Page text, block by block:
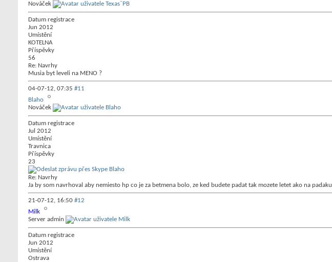
Nováček
Datum registrace
Jun 2012
Umístění
KOTELNA
Příspěvky
56
Re: Navrhy
Musia byt leveli na MENO ?
04-07-12, 07:35 #11
Blaho
Nováček
Datum registrace
Jul 2012
Umístění
Travnica
Příspěvky
23
Re: Navrhy
Ja by som navrhoval aby nemiesto hp co je za betmena bolo, ze ked budete padat tak mozete letet ako na padaku
21-07-12, 16:50 #12
Milk
Server admin
Datum registrace
Jun 2012
Umístění
Ostrava